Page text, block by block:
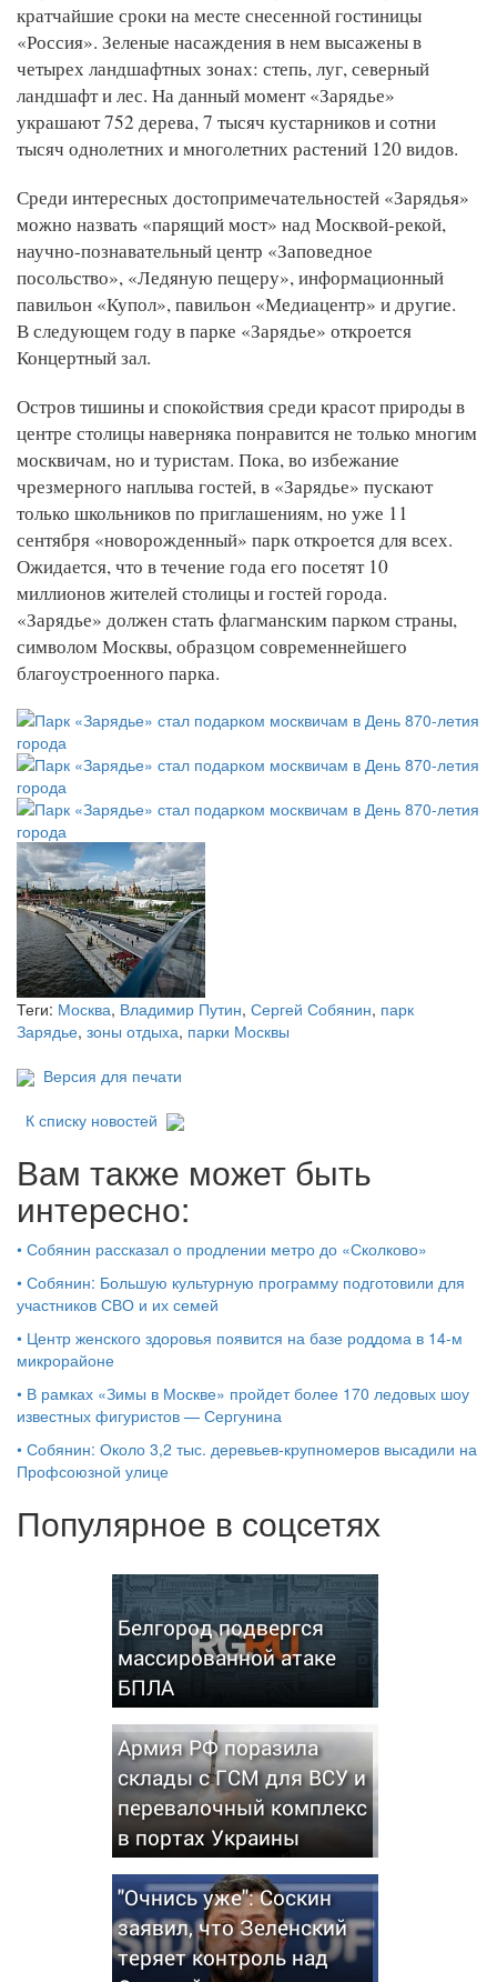
кратчайшие сроки на месте снесенной гостиницы
«Россия». Зеленые насаждения в нем высажены в
четырех ландшафтных зонах: степь, луг, северный
ландшафт и лес. На данный момент «Зарядье»
украшают 752 дерева, 7 тысяч кустарников и сотни
тысяч однолетних и многолетних растений 120 видов.
Среди интересных достопримечательностей «Зарядья»
можно назвать «парящий мост» над Москвой-рекой,
научно-познавательный центр «Заповедное
посольство», «Ледяную пещеру», информационный
павильон «Купол», павильон «Медиацентр» и другие.
В следующем году в парке «Зарядье» откроется
Концертный зал.
Остров тишины и спокойствия среди красот природы в
центре столицы наверняка понравится не только многим
москвичам, но и туристам. Пока, во избежание
чрезмерного наплыва гостей, в «Зарядье» пускают
только школьников по приглашениям, но уже 11
сентября «новорожденный» парк откроется для всех.
Ожидается, что в течение года его посетят 10
миллионов жителей столицы и гостей города.
«Зарядье» должен стать флагманским парком страны,
символом Москвы, образцом современнейшего
благоустроенного парка.
Теги: Москва, Владимир Путин, Сергей Собянин, парк
Зарядье, зоны отдыха, парки Москвы
Версия для печати
К списку новостей
Вам также может быть
интересно:
• Собянин рассказал о продлении метро до «Сколково»
• Собянин: Большую культурную программу подготовили для
участников СВО и их семей
• Центр женского здоровья появится на базе роддома в 14-м
микрорайоне
• В рамках «Зимы в Москве» пройдет более 170 ледовых шоу
известных фигуристов — Сергунина
• Собянин: Около 3,2 тыс. деревьев-крупномеров высадили на
Профсоюзной улице
Популярное в соцсетях
Белгород подвергся
массированной атаке
БПЛА
Армия РФ поразила
склады с ГСМ для ВСУ и
перевалочный комплекс
в портах Украины
"Очнись уже": Соскин
заявил, что Зеленский
теряет контроль над